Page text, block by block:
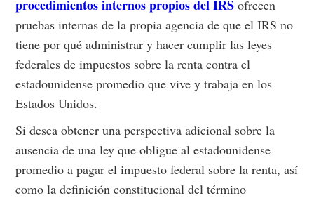
procedimientos internos propios del IRS ofrecen
pruebas internas de la propia agencia de que el IRS no
tiene por qué administrar y hacer cumplir las leyes
federales de impuestos sobre la renta contra el
estadounidense promedio que vive y trabaja en los
Estados Unidos.
Si desea obtener una perspectiva adicional sobre la
ausencia de una ley que obligue al estadounidense
promedio a pagar el impuesto federal sobre la renta, así
como la definición constitucional del término